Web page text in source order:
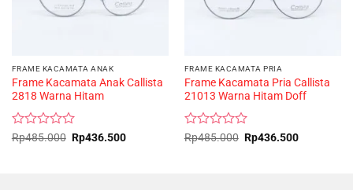
FRAME KACAMATA ANAK
Frame Kacamata Anak Callista
2818 Warna Hitam
Rated
Rp485.000 Original
price
Rp436.500Current
FRAME KACAMATA PRIA
Frame Kacamata Pria Callista
21013 Warna Hitam Doff
Rated
Rp485.000 Original
price
Rp436.500Current